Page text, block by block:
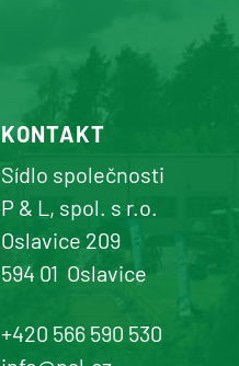
KONTAKT
Sídlo společnosti
P & L, spol. s r.o.
Oslavice 209
594 01 Oslavice
+420 566 590 530